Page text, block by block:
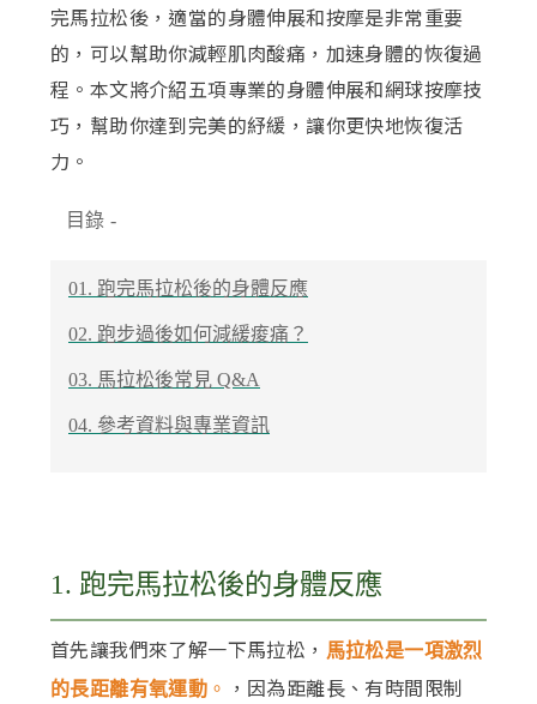
完馬拉松後，適當的身體伸展和按摩是非常重要
的，可以幫助你減輕肌肉酸痛，加速身體的恢復過
程。本文將介紹五項專業的身體伸展和網球按摩技
巧，幫助你達到完美的紓緩，讓你更快地恢復活
力。
目錄 -
01. 跑完馬拉松後的身體反應
02. 跑步過後如何減緩痠痛？
03. 馬拉松後常見 Q&A
04. 參考資料與專業資訊
1. 跑完馬拉松後的身體反應
首先讓我們來了解一下馬拉松， 馬拉松是一項激烈
的長距離有氧運動 。
，因為距離長、有時間限制